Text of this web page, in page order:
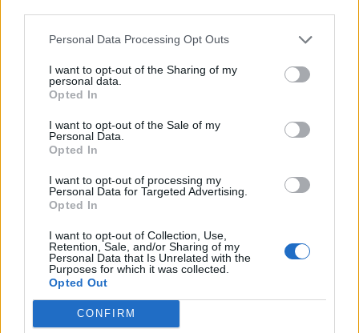
Personal Data Processing Opt Outs
I want to opt-out of the Sharing of my
personal data.
Opted In
I want to opt-out of the Sale of my
Personal Data.
Opted In
I want to opt-out of processing my
Personal Data for Targeted Advertising.
Opted In
I want to opt-out of Collection, Use,
Retention, Sale, and/or Sharing of my
Personal Data that Is Unrelated with the
Purposes for which it was collected.
Opted Out
CONFIRM
Δείτε Ακόμη
Μεταπροπονητική πείνα: Ο λόγος που
27 Φεβρουαρίου 2026
27 Φεβρουαρίου 2026
Η παρηγοριά στο φαγητό δεν είναι
έλλειψη πειθαρχίας – Λειτουργεί ως...
27 Φεβρουαρίου 2026
Κατάθλιψη και αγχώδεις διαταραχές:
Ποια διατροφή μπορεί να βοηθήσει;